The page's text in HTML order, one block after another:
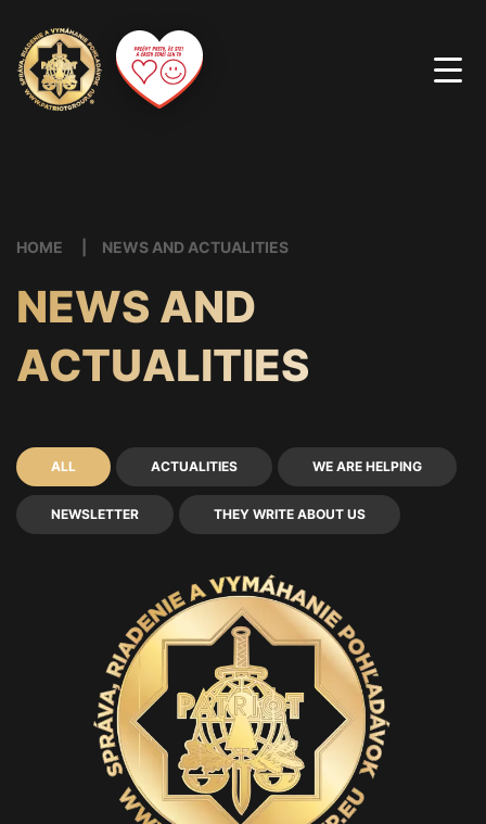
HOME NEWS AND ACTUALITIES
NEWS AND
ACTUALITIES
ALL ACTUALITIES WE ARE HELPING
NEWSLETTER THEY WRITE ABOUT US